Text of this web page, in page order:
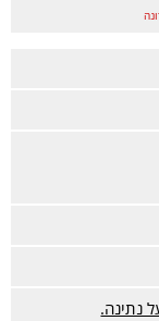
נתינה.